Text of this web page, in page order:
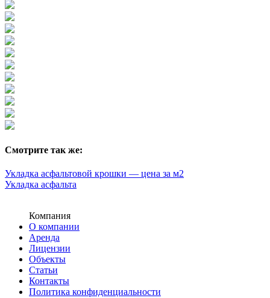
Смотрите так же:
Укладка асфальтовой крошки — цена за м2
Укладка асфальта
Компания
О компании
Аренда
Лицензии
Объекты
Статьи
Контакты
Политика конфиденциальности